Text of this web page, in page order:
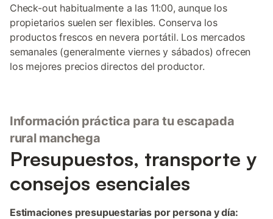
Check-out habitualmente a las 11:00, aunque los
propietarios suelen ser flexibles. Conserva los
productos frescos en nevera portátil. Los mercados
semanales (generalmente viernes y sábados) ofrecen
los mejores precios directos del productor.
Información práctica para tu escapada
rural manchega
Presupuestos, transporte y
consejos esenciales
Estimaciones presupuestarias por persona y día: